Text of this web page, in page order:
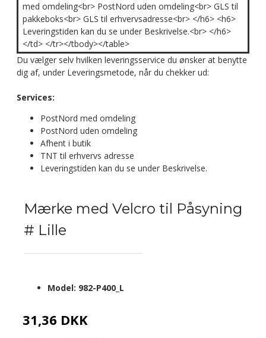
med omdeling<br> PostNord uden omdeling<br> GLS til
pakkeboks<br> GLS til erhvervsadresse<br> </h6> <h6>
Leveringstiden kan du se under Beskrivelse.<br> </h6>
</td> </tr></tbody></table>
Du vælger selv hvilken leveringsservice du ønsker at benytte
dig af, under Leveringsmetode, når du chekker ud:
Services:
PostNord med omdeling
PostNord uden omdeling
Afhent i butik
TNT til erhvervs adresse
Leveringstiden kan du se under Beskrivelse.
Mærke med Velcro til Påsyning
# Lille
31,36 DKK
Model: 982-P400_L